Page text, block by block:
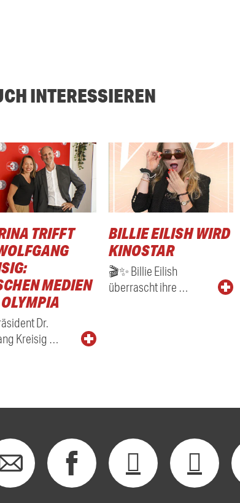
INTERESSIEREN
TRIFFT
MEDIEN
Dr.
Kreisig …
BILLIE EILISH WIRD
KINOSTAR
🎬✨ Billie Eilish
überrascht ihre …